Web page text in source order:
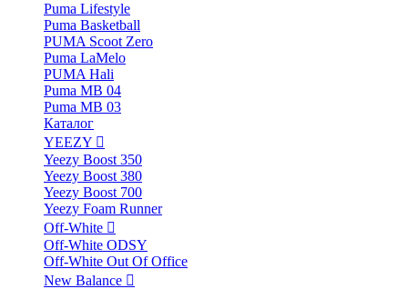
Puma Lifestyle
Puma Basketball
PUMA Scoot Zero
Puma LaMelo
PUMA Hali
Puma MB 04
Puma MB 03
Каталог
YEEZY
Yeezy Boost 350
Yeezy Boost 380
Yeezy Boost 700
Yeezy Foam Runner
Off-White
Off-White ODSY
Off-White Out Of Office
New Balance